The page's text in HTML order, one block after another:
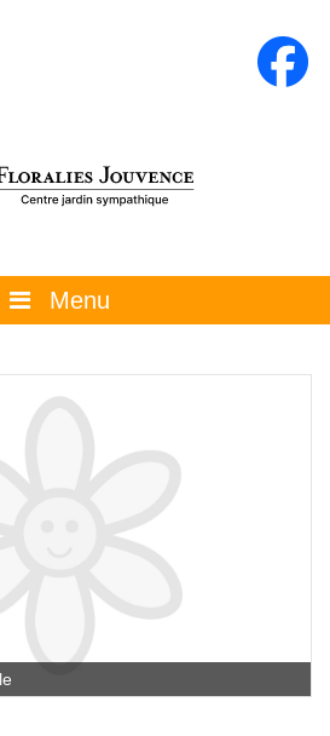
Menu
La boutique
et évènements
horticole
Emplois
à la clientèle